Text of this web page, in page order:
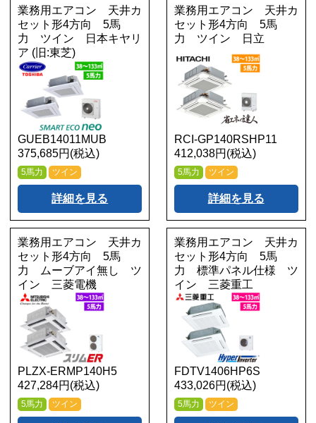
業務用エアコン 天井カ
セット形4方向 5馬
力 ツイン 日本キヤリ
ア (旧:東芝)
GUEB14011MUB
375,685円(税込)
5馬力 ツイン
詳細を見る
業務用エアコン 天井カ
セット形4方向 5馬
力 ツイン 日立
RCI-GP140RSHP11
412,038円(税込)
5馬力 ツイン
詳細を見る
業務用エアコン 天井カ
セット形4方向 5馬
力 ムーブアイ無し ツ
イン 三菱電機
PLZX-ERMP140H5
427,284円(税込)
5馬力 ツイン
業務用エアコン 天井カ
セット形4方向 5馬
力 標準パネル仕様 ツ
イン 三菱重工
FDTV1406HP6S
433,026円(税込)
5馬力 ツイン